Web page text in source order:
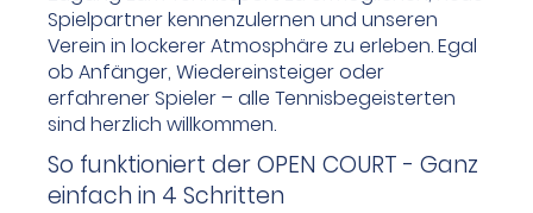
Spielpartner kennenzulernen und unseren
Verein in lockerer Atmosphäre zu erleben. Egal
ob Anfänger, Wiedereinsteiger oder
erfahrener Spieler – alle Tennisbegeisterten
sind herzlich willkommen.
So funktioniert der OPEN COURT - Ganz
einfach in 4 Schritten